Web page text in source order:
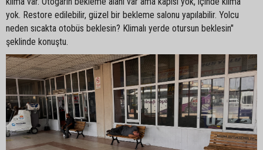
yok. Restore edilebilir, güzel bir bekleme salonu yapılabilir. Yolcu
neden sıcakta otobüs beklesin? Klimalı yerde otursun beklesin"
şeklinde konuştu.